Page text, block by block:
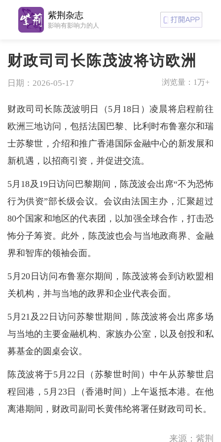
财政司司长陈茂波将访欧洲
日期：2026-05-17 浏览量： 1万+
财政司司长陈茂波明日（5月18日）凌晨将启程前往
欧洲三地访问，包括法国巴黎、比利时布鲁塞尔和瑞
士苏黎世，介绍和推广香港国际金融中心的新发展和
新机遇，以招商引资，并促进交流。
5月18及19日访问巴黎期间，陈茂波会出席“不为恐怖
行为供资”部长级会议。会议由法国主办，汇聚超过
80个国家和地区的代表团，以加强全球合作，打击恐
怖分子筹资。此外，陈茂波也会与当地政商界、金融
界和智库的领袖会面。
5月20日访问布鲁塞尔期间，陈茂波将会到访欧盟相
关机构，并与当地的政界和企业代表会面。
5月21及22日访问苏黎世期间，陈茂波将会出席多场
与当地的主要金融机构、家族办公室，以及创投和私
募基金的圆桌会议。
陈茂波将于5月22日（苏黎世时间）中午从苏黎世启
程回港，5月23日（香港时间）上午返抵本港。在他
离港期间，财政司副司长黄伟纶将署任财政司司长。
来源：紫荆
位于海南岛附近的低压区会在
紫荆杂志
影响有影响力的人